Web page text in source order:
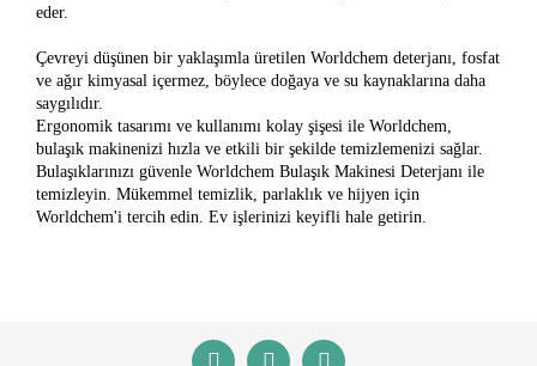
eder.
Çevreyi düşünen bir yaklaşımla üretilen Worldchem deterjanı, fosfat
ve ağır kimyasal içermez, böylece doğaya ve su kaynaklarına daha
saygılıdır.
Ergonomik tasarımı ve kullanımı kolay şişesi ile Worldchem,
bulaşık makinenizi hızla ve etkili bir şekilde temizlemenizi sağlar.
Bulaşıklarınızı güvenle Worldchem Bulaşık Makinesi Deterjanı ile
temizleyin. Mükemmel temizlik, parlaklık ve hijyen için
Worldchem'i tercih edin. Ev işlerinizi keyifli hale getirin.
Görüş ve önerileriniz için teşekkür ederiz.